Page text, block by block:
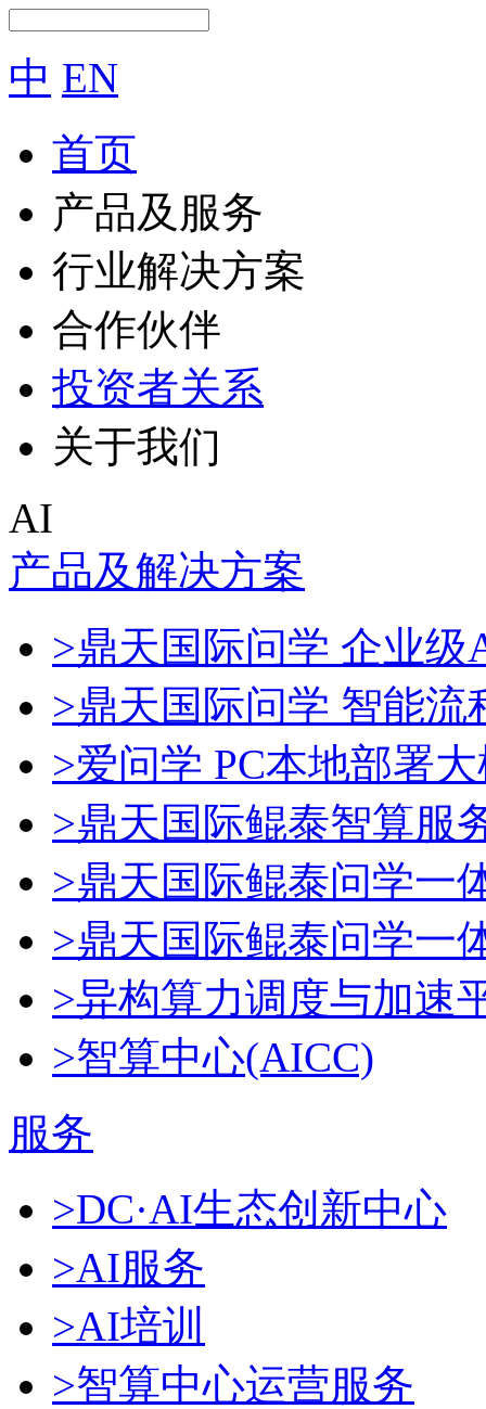
中 EN
首页
产品及服务
行业解决方案
合作伙伴
投资者关系
关于我们
AI
产品及解决方案
>鼎天国际问学 企业级
>鼎天国际问学 智能流
>爱问学 PC本地部署
>鼎天国际鲲泰智算服
>鼎天国际鲲泰问学一
>鼎天国际鲲泰问学一
>异构算力调度与加速
>智算中心(AICC)
服务
>DC·AI生态创新中心
>AI服务
>AI培训
>智算中心运营服务